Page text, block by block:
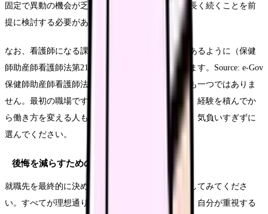
固定で異動の機会が乏しい場合は、最初の配属が長く続くことを前
提に検討する必要があります。
なお、看護師になる課程が大学・養成所など複数あるように（保健
師助産師看護師法第21条に各課程が定められています。Source: e-Gov
保健師助産師看護師法）、就職後のキャリアの道も一つではありま
せん。最初の職場ですべてが決まるわけではなく、経験を積んでか
ら働き方を変える人も多くいます。最初の一歩を、気負いすぎずに
選んでください。
後悔を減らすためのチェックリスト
就職先を最終的に決める前に、次の点を一度確認してみてくださ
い。すべてが理想通りである必要はありませんが、自分が重視する